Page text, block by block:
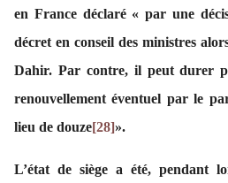
en France déclaré « par une
décret en conseil des ministres
Dahir. Par contre, il peut durer
renouvellement éventuel par le
lieu de douze[28]».
L’état de siège a été, pendant